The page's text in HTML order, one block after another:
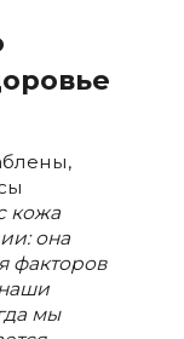
кожа
она
факторов
мы